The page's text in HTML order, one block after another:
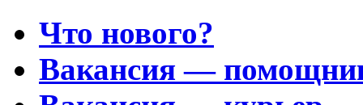
Что нового?
Вакансия —